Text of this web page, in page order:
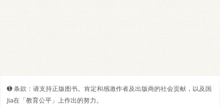
➊️ 条款：请支持正版图书。肯定和感激作者及出版商的社会贡献，以及国
Jia在「教育公平」上作出的努力。